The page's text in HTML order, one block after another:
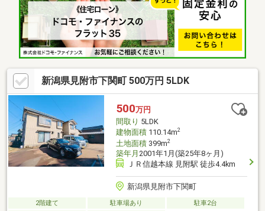
定、前面道路消雪パイプ有《セキスイハイムのＢｅハイム》セキ
スイハイムの強靭な住宅性能を引継ぎ、先進リノベーションによ
る品質向上を行った、価値を紡ぐための生まれ変わった新たな住
宅です。
新潟県見附市下関町 500万円 5LDK
500万円
間取り 5LDK
建物面積110.14m2
土地面積399m2
築年月 2001年1月(築25年8ヶ月)
ＪＲ信越本線 見附駅 徒歩4.4km
新潟県見附市下関町
2階建て 駐車場あり
駐車2台